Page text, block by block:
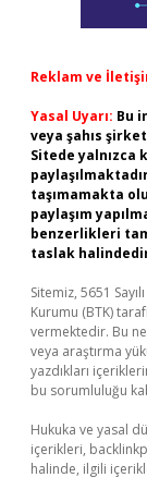
Reklam ve
Yasal Uyarı: Bu
veya şahıs
Sitede yalnızca
taşımamakta
paylaşım
benzerlikleri
taslak
Sitemiz, 5651
Kurumu (BTK)
vermektedir. Bu
veya araştırma
yazdıkları
bu sorumluluğu
Hukuka ve yasal
içerikleri,
halinde, ilgili